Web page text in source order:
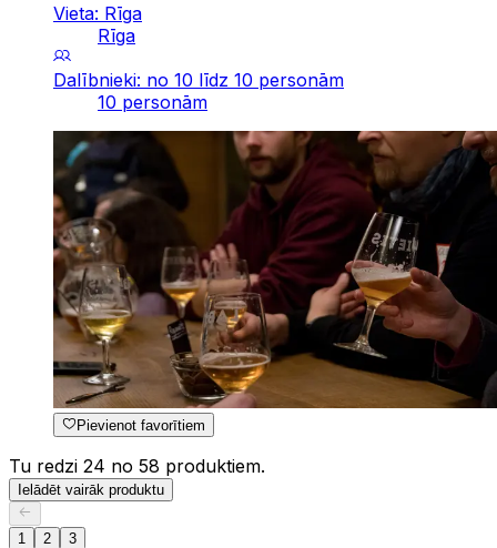
Vieta: Rīga
Rīga
Dalībnieki: no 10 līdz 10 personām
10 personām
Pievienot favorītiem
Tu redzi 24 no 58 produktiem.
Ielādēt vairāk produktu
1 2 3